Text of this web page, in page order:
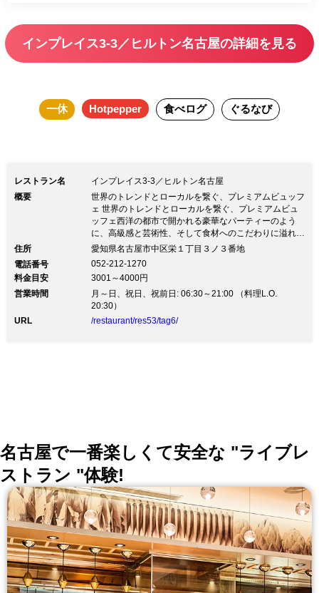
インプレイス3-3／ヒルトン名古屋の詳細を見る
一休 Hotpepper 食べログ ぐるなび
レストラン名
インプレイス3-3／ヒルトン名古屋
概要
世界のトレンドとローカルを繋ぐ、プレミアムビュッフ
ェ 世界のトレンドとローカルを繋ぐ、プレミアムビュ
ッフェ西洋の都市で開かれる豪華なパーティーのよう
に、高級感と芸術性、そして食材へのこだわりに溢れた
プレミアムビュッフェレストラン。ビュッフェ台に並ぶ
ディッシュや、アメリカ西海岸風のヘルシーサラダ、ト
レンドスイーツの数々は、東海地方を中心に産地にこだ
わったフレッシュで安心な食材でつくられています。
国際的に著名なデザイナーが手掛けた都会的かつオープ
ンな空間で、自然の呼吸を感じるプレミアムな食体験を
住所
愛知県名古屋市中区栄１丁目３ノ３番地
電話番号
052-212-1270
料金目安
3001～4000円
営業時間
月～日、祝日、祝前日: 06:30～21:00 （料理L.O.
20:30）
URL
/restaurant/res53/tag6/
名古屋で一番楽しくて安全な "ライブレ
ストラン "体験!